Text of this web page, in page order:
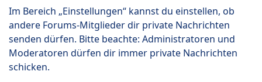
Im Bereich „Einstellungen“ kannst du einstellen, ob
andere Forums-Mitglieder dir private Nachrichten
senden dürfen. Bitte beachte: Administratoren und
Moderatoren dürfen dir immer private Nachrichten
schicken.